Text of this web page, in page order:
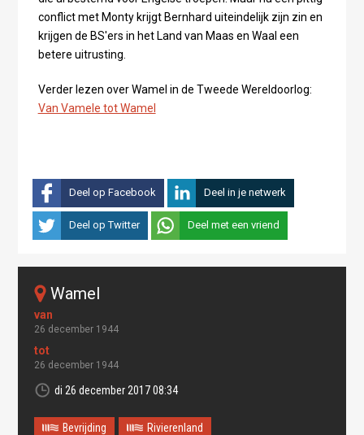
conflict met Monty krijgt Bernhard uiteindelijk zijn zin en
krijgen de BS'ers in het Land van Maas en Waal een
betere uitrusting.
Verder lezen over Wamel in de Tweede Wereldoorlog:
Van Vamele tot Wamel
Deel op Facebook Deel in je netwerk
Deel op Twitter Deel met een vriend
wamel
26 december 1944
26 december 1944
di 26 december 2017 08:34
Bevrijding Rivierenland